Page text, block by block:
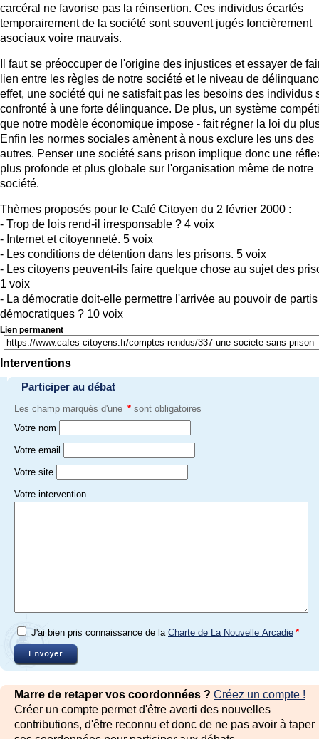
carcéral ne favorise pas la réinsertion. Ces individus écartés
temporairement de la société sont souvent jugés foncièrement
asociaux voire mauvais.
Il faut se préoccuper de l'origine des injustices et essayer de
lien entre les règles de notre société et le niveau de
effet, une société qui ne satisfait pas les besoins des individus
confronté à une forte délinquance. De plus, un système
que notre modèle économique impose - fait régner la loi du
Enfin les normes sociales amènent à nous exclure les uns des
autres. Penser une société sans prison implique donc une
plus profonde et plus globale sur l'organisation même de notre
société.
Thèmes proposés pour le Café Citoyen du 2 février 2000 :
- Trop de lois rend-il irresponsable ? 4 voix
- Internet et citoyenneté. 5 voix
- Les conditions de détention dans les prisons. 5 voix
- Les citoyens peuvent-ils faire quelque chose au sujet des
1 voix
- La démocratie doit-elle permettre l'arrivée au pouvoir de
démocratiques ? 10 voix
Lien permanent
Interventions
Participer au débat
Les champ marqués d'une * sont obligatoires
Votre nom
Votre email
Votre site
Votre intervention
J'ai bien pris connaissance de la Charte de La Nouvelle Arcadie *
Marre de retaper vos coordonnées ? Créez un compte !
Créer un compte permet d'être averti des nouvelles
contributions, d'être reconnu et donc de ne pas avoir à taper